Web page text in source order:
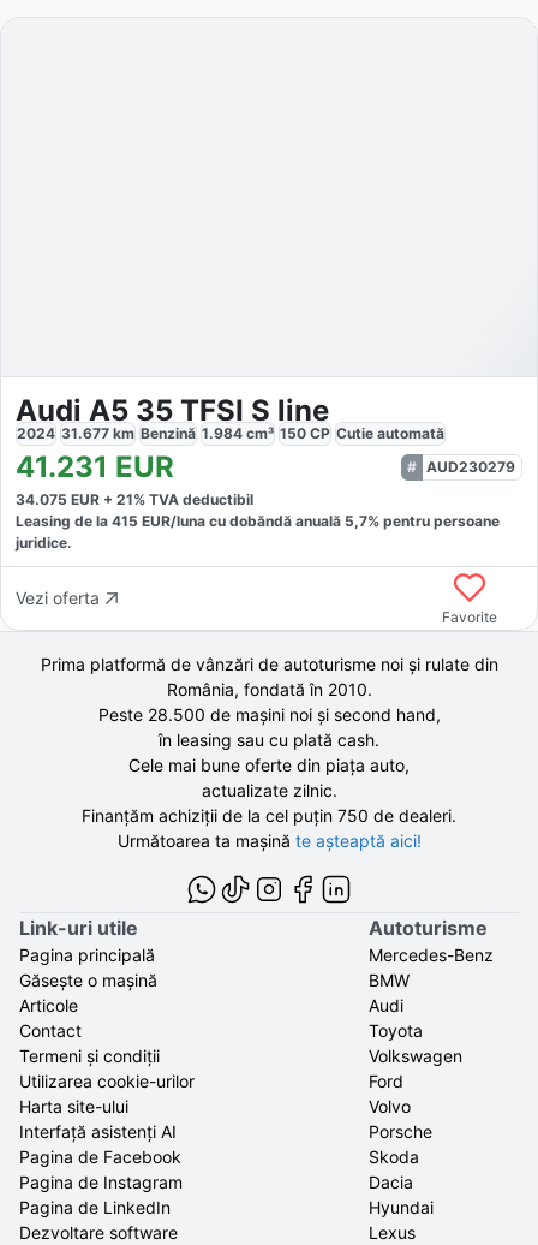
Audi A5 35 TFSI S line
2024 31.677 km Benzină 1.984 cm³ 150 CP Cutie automată
41.231 EUR
AUD230279
34.075 EUR + 21% TVA deductibil
Leasing de la 415 EUR/luna cu dobăndă anuală 5,7% pentru persoane
juridice.
Vezi oferta
Favorite
Prima platformă de vânzări de autoturisme noi și rulate din
România, fondată în 2010.
Peste 28.500 demașini noi și second hand,
în leasing sau cu plată cash.
Cele mai bune oferte din piața auto,
actualizate zilnic.
Finanțăm achiziții de la cel puțin 750 de dealeri.
Următoarea ta mașină te așteaptă aici!
Link-uri utile
Pagina principală
Găsește o mașină
Articole
Contact
Termeni și condiții
Utilizarea cookie-urilor
Harta site-ului
Interfață asistenți AI
Pagina de Facebook
Pagina de Instagram
Pagina de LinkedIn
Dezvoltare software
Autoturisme
Mercedes-Benz
BMW
Audi
Toyota
Volkswagen
Ford
Volvo
Porsche
Skoda
Dacia
Hyundai
Lexus